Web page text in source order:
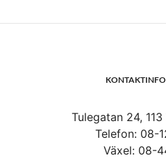
Tulegatan 24,
Telefon: 08-
Växel: 08-